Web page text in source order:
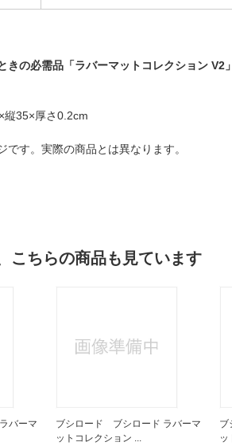
きの必需品「ラバーマットコレクション V2
縦35×厚さ0.2cm
す。実際の商品とは異なります。
こちらの商品も見ています
バーマ
ブシロード ブシロード ラバーマ
ットコレクション ...
ブ
ッ